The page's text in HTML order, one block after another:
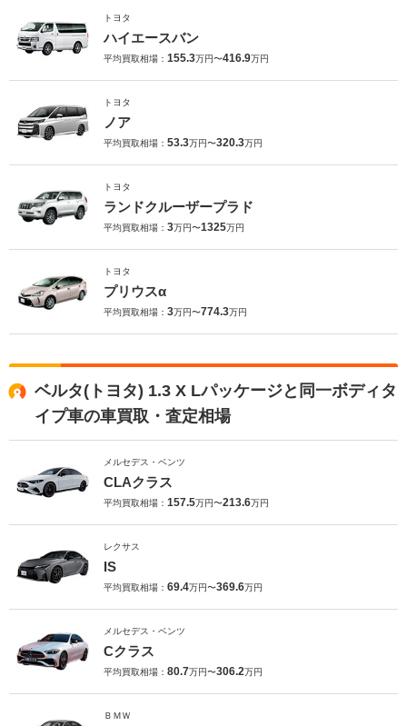
トヨタ
ハイエースバン
平均買取相場： 155.3万円〜416.9万円
トヨタ
ノア
平均買取相場： 53.3万円〜320.3万円
トヨタ
ランドクルーザープラド
平均買取相場： 3万円〜1325万円
トヨタ
プリウスα
平均買取相場： 3万円〜774.3万円
ベルタ(トヨタ) 1.3 X Lパッケージと同一ボディタ
イプ車の車買取・査定相場
メルセデス・ベンツ
CLAクラス
平均買取相場： 157.5万円〜213.6万円
レクサス
IS
平均買取相場： 69.4万円〜369.6万円
メルセデス・ベンツ
Cクラス
平均買取相場： 80.7万円〜306.2万円
ＢＭＷ